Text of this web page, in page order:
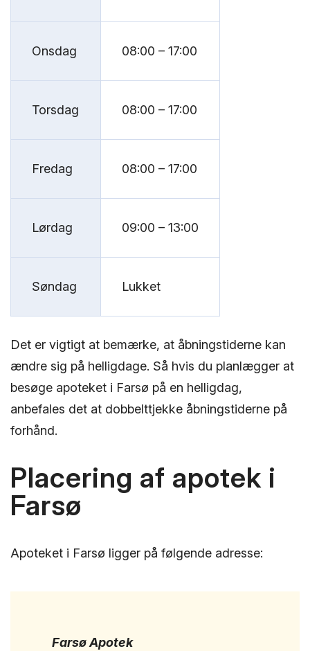
Onsdag 08:00 – 17:00
Torsdag 08:00 – 17:00
Fredag 08:00 – 17:00
Lørdag 09:00 – 13:00
Søndag Lukket
Det er vigtigt at bemærke, at åbningstiderne kan
ændre sig på helligdage. Så hvis du planlægger at
besøge apoteket i Farsø på en helligdag,
anbefales det at dobbelttjekke åbningstiderne på
forhånd.
Placering af apotek i
Farsø
Apoteket i Farsø ligger på følgende adresse:
Farsø Apotek